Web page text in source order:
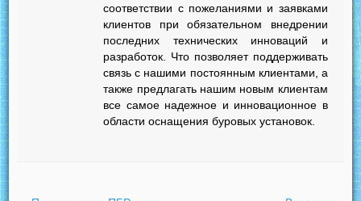
соответствии с пожеланиями и заявками
клиентов при обязательном внедрении
последних технических инноваций и
разработок. Что позволяет поддерживать
связь с нашими постоянным клиентами, а
также предлагать нашим новым клиентам
все самое надежное и инновационное в
области оснащения буровых установок.